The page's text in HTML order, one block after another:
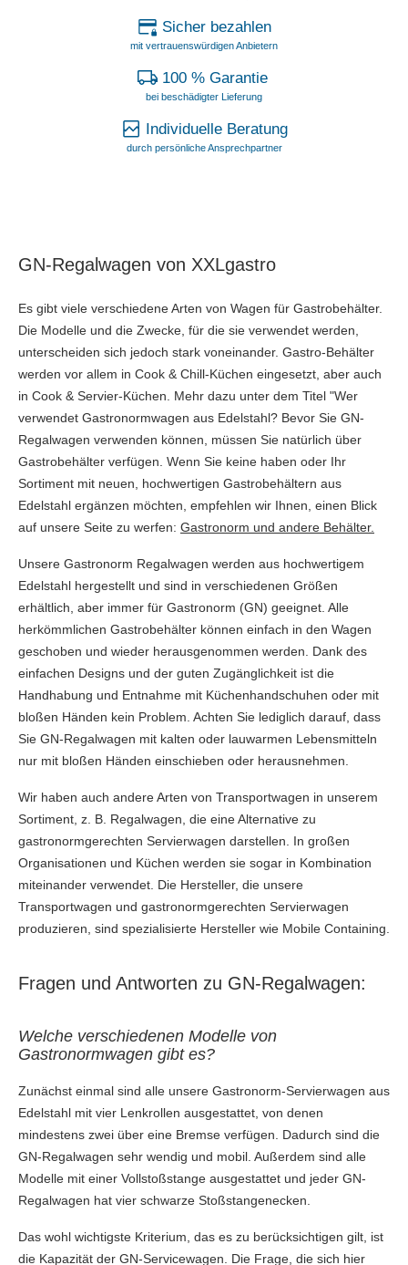
Sicher bezahlen
mit vertrauenswürdigen Anbietern
100 % Garantie
bei beschädigter Lieferung
Individuelle Beratung
durch persönliche Ansprechpartner
GN-Regalwagen von XXLgastro
Es gibt viele verschiedene Arten von Wagen für Gastrobehälter.
Die Modelle und die Zwecke, für die sie verwendet werden,
unterscheiden sich jedoch stark voneinander. Gastro-Behälter
werden vor allem in Cook & Chill-Küchen eingesetzt, aber auch
in Cook & Servier-Küchen. Mehr dazu unter dem Titel "Wer
verwendet Gastronormwagen aus Edelstahl? Bevor Sie GN-
Regalwagen verwenden können, müssen Sie natürlich über
Gastrobehälter verfügen. Wenn Sie keine haben oder Ihr
Sortiment mit neuen, hochwertigen Gastrobehältern aus
Edelstahl ergänzen möchten, empfehlen wir Ihnen, einen Blick
auf unsere Seite zu werfen: Gastronorm und andere Behälter.
Unsere Gastronorm Regalwagen werden aus hochwertigem
Edelstahl hergestellt und sind in verschiedenen Größen
erhältlich, aber immer für Gastronorm (GN) geeignet. Alle
herkömmlichen Gastrobehälter können einfach in den Wagen
geschoben und wieder herausgenommen werden. Dank des
einfachen Designs und der guten Zugänglichkeit ist die
Handhabung und Entnahme mit Küchenhandschuhen oder mit
bloßen Händen kein Problem. Achten Sie lediglich darauf, dass
Sie GN-Regalwagen mit kalten oder lauwarmen Lebensmitteln
nur mit bloßen Händen einschieben oder herausnehmen.
Wir haben auch andere Arten von Transportwagen in unserem
Sortiment, z. B. Regalwagen, die eine Alternative zu
gastronormgerechten Servierwagen darstellen. In großen
Organisationen und Küchen werden sie sogar in Kombination
miteinander verwendet. Die Hersteller, die unsere
Transportwagen und gastronormgerechten Servierwagen
produzieren, sind spezialisierte Hersteller wie Mobile Containing.
Fragen und Antworten zu GN-Regalwagen:
Welche verschiedenen Modelle von
Gastronormwagen gibt es?
Zunächst einmal sind alle unsere Gastronorm-Servierwagen aus
Edelstahl mit vier Lenkrollen ausgestattet, von denen
mindestens zwei über eine Bremse verfügen. Dadurch sind die
GN-Regalwagen sehr wendig und mobil. Außerdem sind alle
Modelle mit einer Vollstoßstange ausgestattet und jeder GN-
Regalwagen hat vier schwarze Stoßstangenecken.
Das wohl wichtigste Kriterium, das es zu berücksichtigen gilt, ist
die Kapazität der GN-Servicewagen. Die Frage, die sich hier